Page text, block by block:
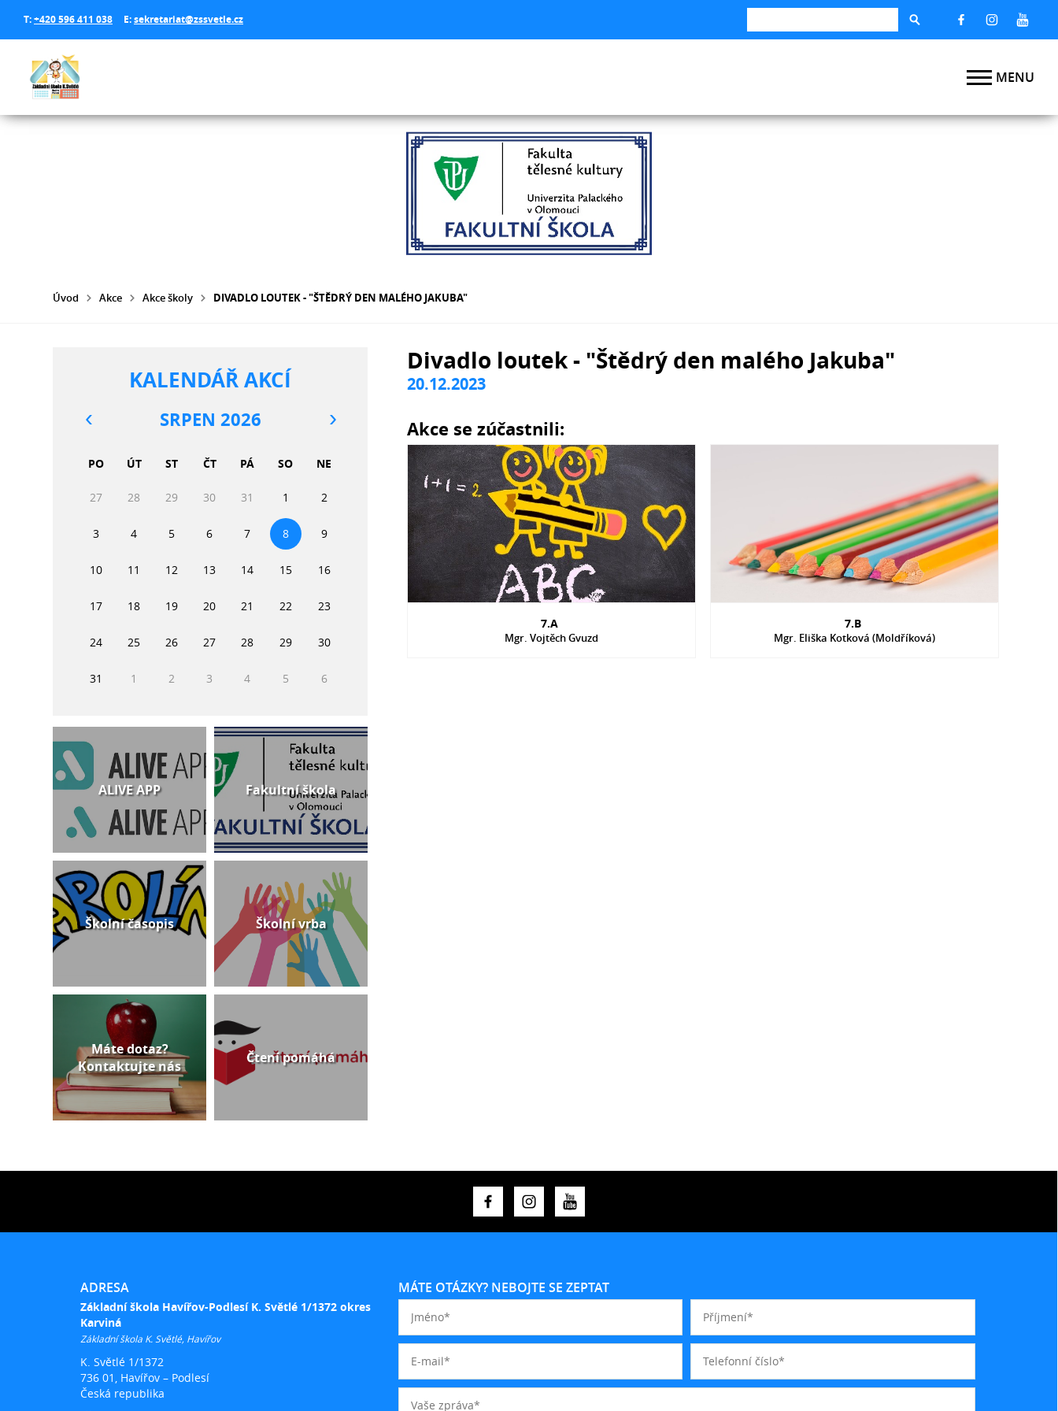
T:+420 596 411 038 E:sekretariat@zssvetle.cz
Úvod Akce Akce školy DIVADLO LOUTEK - "ŠTĚDRÝ DEN MALÉHO JAKUBA"
Divadlo loutek - "Štědrý den malého Jakuba"
20.12.2023
Akce se zúčastnili:
7.A
Mgr. Vojtěch Gvuzd
7.B
Mgr. Eliška Kotková (Moldříková)
KALENDÁŘ AKCÍ
SRPEN 2026
PO ÚT ST ČT PÁ SO NE
27 28 29 30 31 1 2
3 4 5 6 7 8 9
10 11 12 13 14 15 16
17 18 19 20 21 22 23
24 25 26 27 28 29 30
31 1 2 3 4 5 6
ALIVE APP Fakultní škola
Školní časopis Školní vrba
Máte dotaz?
Kontaktujte nás
Čtení pomáhá
ADRESA
Základní škola Havířov-Podlesí K. Světlé 1/1372 okres
Karviná
Základní škola K. Světlé, Havířov
K. Světlé 1/1372
736 01, Havířov – Podlesí
Česká republika
MÁTE OTÁZKY? NEBOJTE SE ZEPTAT